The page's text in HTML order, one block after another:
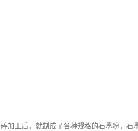
加工后，就制成了各种规格的石墨粉，